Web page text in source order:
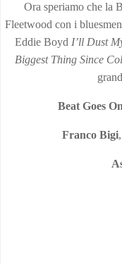
Ora speriamo che la
Fleetwood con i
Eddie Boyd I’ll Dust
Biggest Thing Since
Beat Goes
Franco Bigi